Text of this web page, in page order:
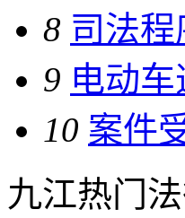
8 司法
9 电动
10 案件
九江热门